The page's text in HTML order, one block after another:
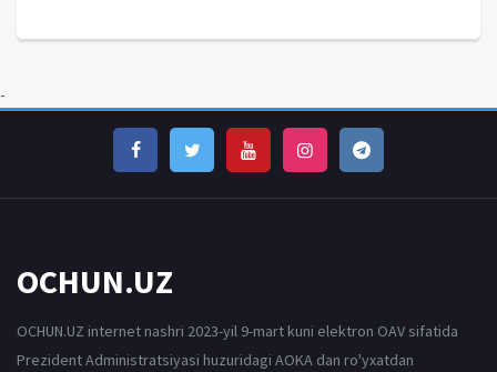
-
OCHUN.UZ
OCHUN.UZ internet nashri 2023-yil 9-mart kuni elektron OAV sifatida
Prezident Administratsiyasi huzuridagi AOKA dan ro'yxatdan